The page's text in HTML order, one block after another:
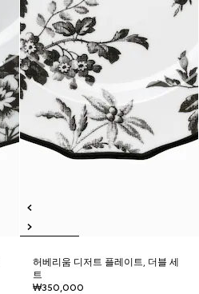
허베리움 디저트 플레이트, 더블 세
트
₩350,000